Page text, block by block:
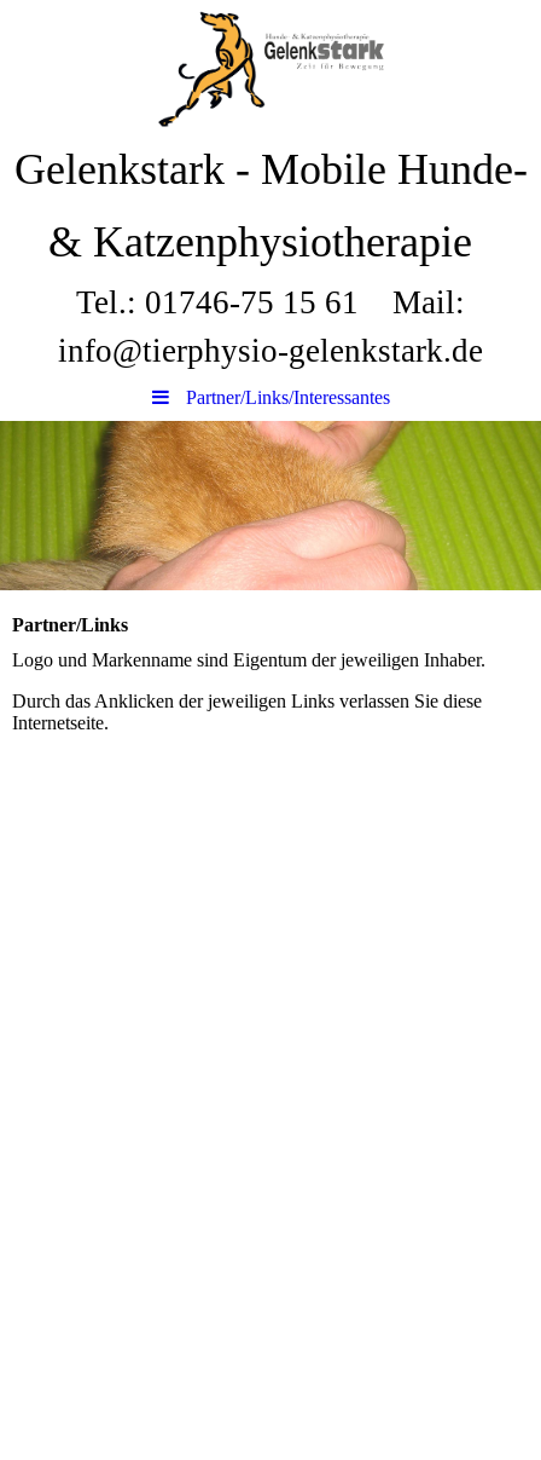
Gelenkstark - Mobile Hunde-
& Katzenphysiotherapie
Tel.: 01746-75 15 61 Mail:
info@tierphysio-gelenkstark.de
Partner/Links/Interessantes
Partner/Links
Logo und Markenname sind Eigentum der jeweiligen Inhaber.
Durch das Anklicken der jeweiligen Links verlassen Sie diese
Internetseite.